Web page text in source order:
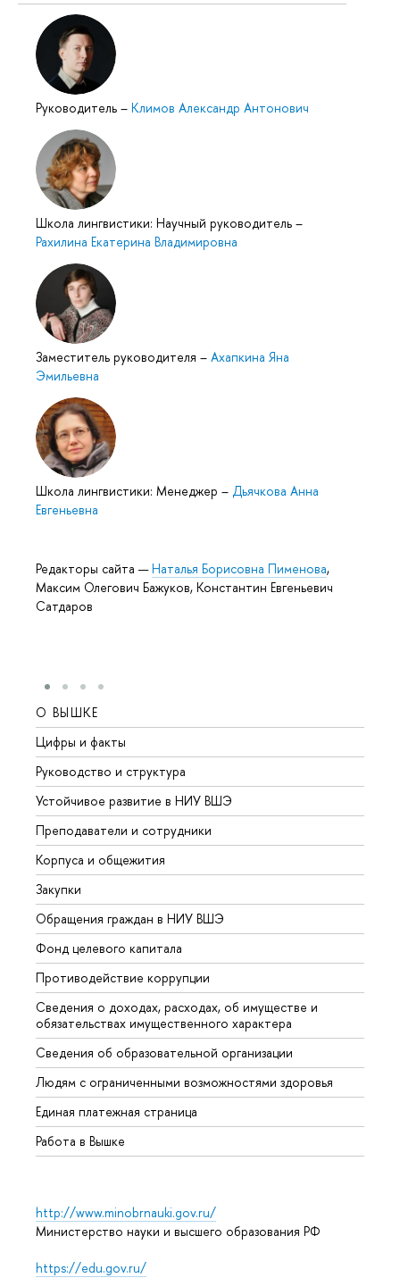
Руководитель – Климов Александр Антонович
Школа лингвистики: Научный руководитель –
Рахилина Екатерина Владимировна
Заместитель руководителя – Ахапкина Яна
Эмильевна
Школа лингвистики: Менеджер – Дьячкова Анна
Евгеньевна
Редакторы сайта —Наталья Борисовна Пименова,
Максим Олегович Бажуков, Константин Евгеньевич
Сатдаров
О ВЫШКЕ
Цифры и факты
Руководство и структура
Устойчивое развитие в НИУ ВШЭ
Преподаватели и сотрудники
Корпуса и общежития
Закупки
Обращения граждан в НИУ ВШЭ
Фонд целевого капитала
Противодействие коррупции
Сведения о доходах, расходах, об имуществе и
обязательствах имущественного характера
Сведения об образовательной организации
Людям с ограниченными возможностями здоровья
Единая платежная страница
Работа в Вышке
http://www.minobrnauki.gov.ru/
Министерство науки и высшего образования РФ
https://edu.gov.ru/